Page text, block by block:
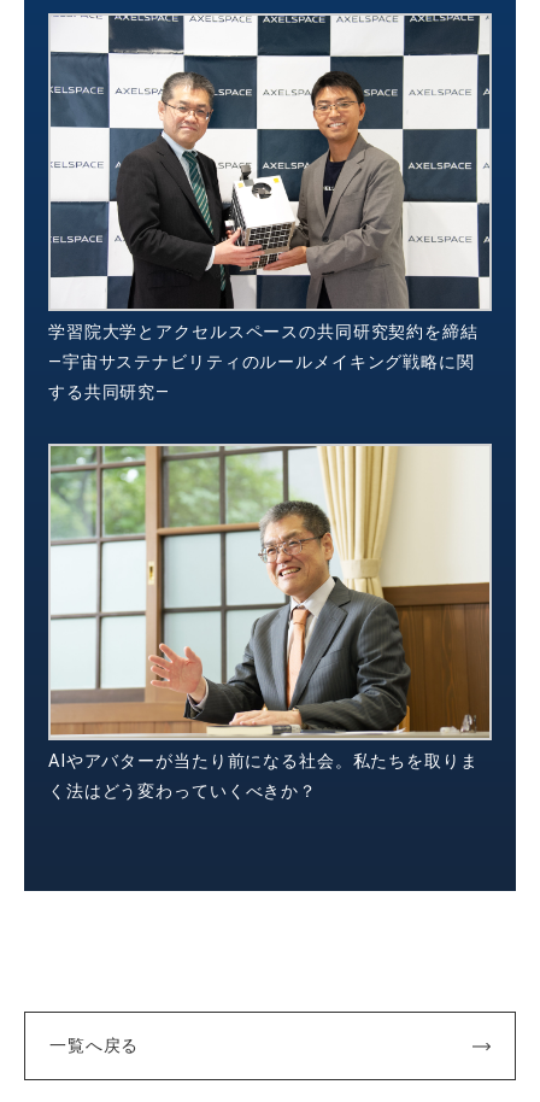
学習院大学とアクセルスペースの共同研究契約を締結
―宇宙サステナビリティのルールメイキング戦略に関
する共同研究―
AIやアバターが当たり前になる社会。私たちを取りま
く法はどう変わっていくべきか？
一覧へ戻る